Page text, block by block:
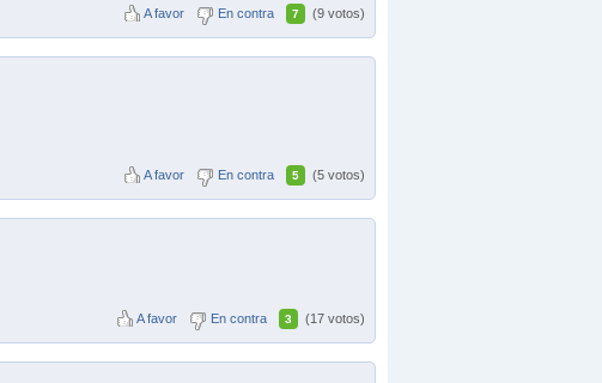
A favor En contra 7 (9 votos)
A favor En contra 5 (5 votos)
A favor En contra 3 (17 votos)